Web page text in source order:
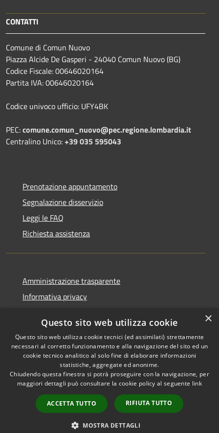
CONTATTI
Comune di Comun Nuovo
Piazza Alcide De Gasperi - 24040 Comun Nuovo (BG)
Codice Fiscale: 00646020164
Partita IVA: 00646020164
Codice univoco ufficio: UFY4BK
PEC:comune.comun_nuovo@pec.regione.lombardia.it
Centralino Unico:+39 035 595043
Prenotazione appuntamento
Segnalazione disservizio
Leggi le FAQ
Richiesta assistenza
Amministrazione trasparente
Informativa privacy
Dichiarazione di accessibilità
RSS
Accessibilità
Copyright © 2026 • Comune di
Comun Nuovo • Powered by
Municipium•
Accesso
redazione
×
Questo sito web utilizza cookie
Questo sito web utilizza cookie tecnici (ed assimilati) strettamente
necessari al corretto funzionamento e alla navigazione del sito ed un
cookie tecnico analitico al solo fine di elaborare informazioni
statistiche, aggregate ed anonime.
Chiudendo questa finestra si potrà proseguire con la navigazione, per
maggiori dettagli può consultare la cookie policy al seguente link
ACCETTA TUTTO RIFIUTA TUTTO
MOSTRA DETTAGLI